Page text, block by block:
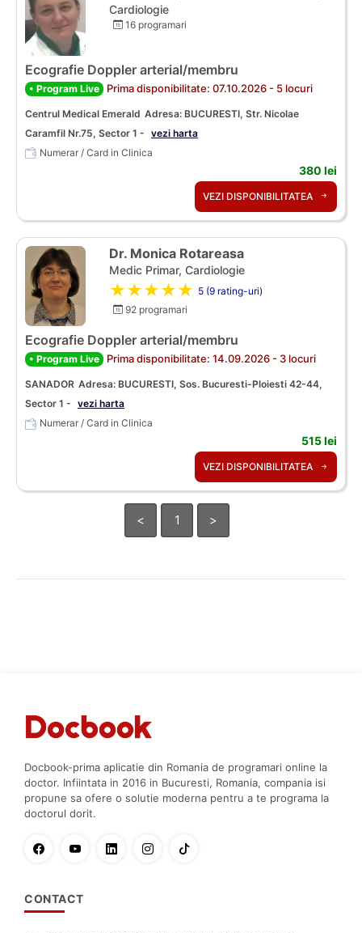
Cardiologie
16 programari
Ecografie Doppler arterial/membru
• Program Live Prima disponibilitate: 07.10.2026 - 5 locuri
Centrul Medical Emerald Adresa: BUCURESTI, Str. Nicolae
Caramfil Nr.75, Sector 1 - vezi harta
Numerar / Card in Clinica
380 lei
VEZI DISPONIBILITATEA
Dr. Monica Rotareasa
Medic Primar, Cardiologie
★★★★★ 5 (9 rating-uri)
92 programari
Ecografie Doppler arterial/membru
• Program Live Prima disponibilitate: 14.09.2026 - 3 locuri
SANADOR Adresa: BUCURESTI, Sos. Bucuresti-Ploiesti 42-44,
Sector 1 - vezi harta
Numerar / Card in Clinica
515 lei
VEZI DISPONIBILITATEA
< 1 >
Docbook-prima aplicatie din Romania de programari online la
doctor. Infiintata in 2016 in Bucuresti, Romania, compania isi
propune sa ofere o solutie moderna pentru a te programa la
doctorul dorit.
CONTACT